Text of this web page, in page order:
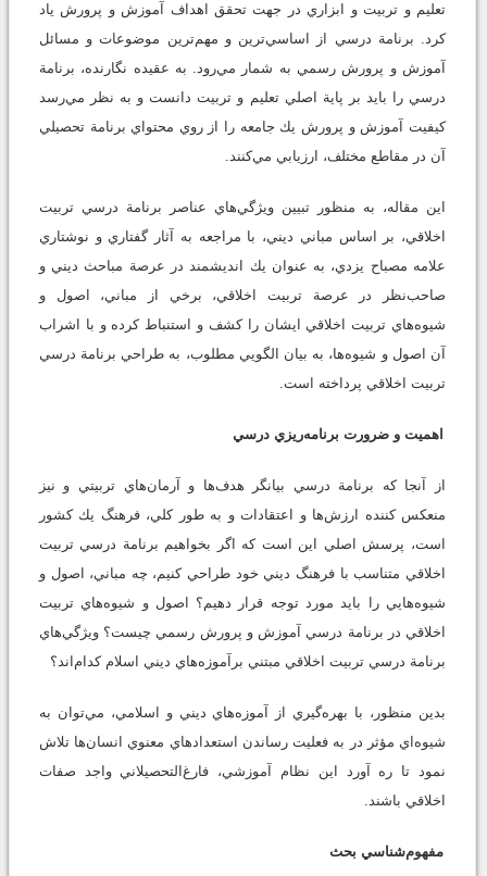
تعليم و تربيت و ابزاري در جهت تحقق اهداف آموزش و پرورش ياد
كرد. برنامة‌ درسي از اساسي‌ترين و مهم‌ترين موضوعات و مسائل
آموزش و پرورش رسمي به شمار مي‌رود. به عقيده نگارنده، برنامة
درسي را بايد بر پاية اصلي تعليم و تربيت دانست و به نظر مي‌رسد
كيفيت آموزش و پرورش يك جامعه را از روي محتواي برنامة تحصيلي
آن در مقاطع مختلف، ارزيابي مي‌كنند.
اين مقاله، به منظور تبيين ويژگي‌هاي عناصر برنامة درسي تربيت
اخلاقي، بر اساس مباني ديني، با مراجعه به آثار گفتاري و نوشتاري
علامه مصباح يزدي، به عنوان يك انديشمند در عرصة مباحث ديني و
صاحب‌نظر در عرصة تربيت اخلاقي، برخي از مباني، اصول و
شيوه‌ها‌ي تربيت اخلاقي ايشان را كشف و استنباط كرده و با اشراب
آن اصول و شيوه‌ها، به بيان الگويي مطلوب، به طراحي برنامة درسي
تربيت اخلاقي پرداخته است.
اهميت و ضرورت برنامه‌ريزي درسي
از آنجا كه برنامة درسي بيانگر هدف‌ها و آرمان‌هاي تربيتي و نيز
منعكس كننده ارزش‌ها و اعتقادات و به طور كلي، فرهنگ يك كشور
است، پرسش اصلي اين است ‌كه اگر بخواهيم برنامة درسي تربيت
اخلاقي متناسب با فرهنگ ديني خود طراحي كنيم، چه مباني، اصول و
شيوه‌هايي را بايد مورد توجه قرار دهيم؟ اصول و شيوه‌هاي تربيت
اخلاقي در برنامة درسي آموزش و پرورش رسمي چيست؟ ويژگي‌هاي
برنامة درسي تربيت اخلاقي مبتني برآموزه‌هاي ديني اسلام كدام‌اند؟
بدين منظور، با بهره‌گيري از آموزه‌هاي ديني و اسلامي، مي‌توان به
شيوه‌اي مؤثر در به فعليت رساندن استعدادهاي معنوي انسان‌ها تلاش
نمود تا ره آورد اين نظام آموزشي، فارغ‌التحصيلاني واجد صفات
اخلاقي باشند.
مفهوم‌شناسي بحث